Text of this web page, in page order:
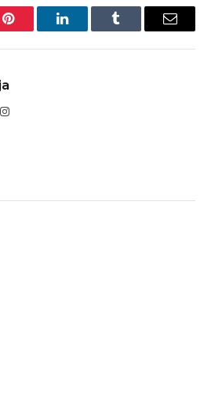
Pinterest LinkedInTumblr Email
Instagram